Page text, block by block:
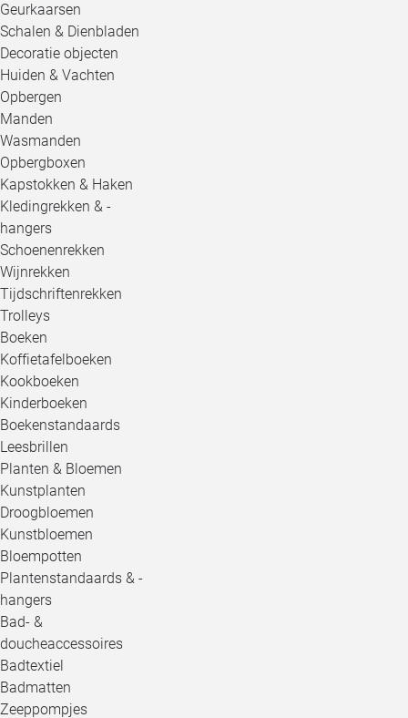
Geurkaarsen
Schalen & Dienbladen
Decoratie objecten
Huiden & Vachten
Opbergen
Manden
Wasmanden
Opbergboxen
Kapstokken & Haken
Kledingrekken & -
hangers
Schoenenrekken
Wijnrekken
Tijdschriftenrekken
Trolleys
Boeken
Koffietafelboeken
Kookboeken
Kinderboeken
Boekenstandaards
Leesbrillen
Planten & Bloemen
Kunstplanten
Droogbloemen
Kunstbloemen
Bloempotten
Plantenstandaards & -
hangers
Bad- &
doucheaccessoires
Badtextiel
Badmatten
Zeeppompjes